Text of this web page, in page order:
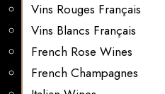
Vins Rouges Français
Vins Blancs Français
French Rose Wines
French Champagnes